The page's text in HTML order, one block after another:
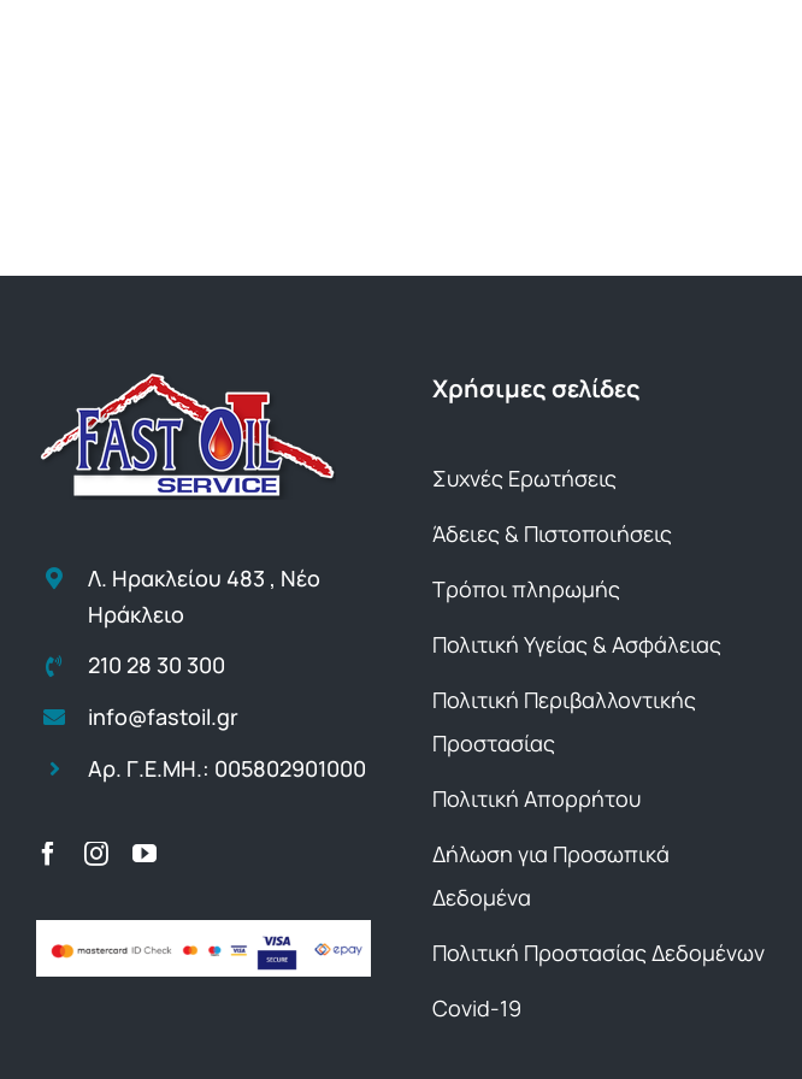
Λ. Ηρακλείου 483 , Νέο
Ηράκλειο
210 28 30 300
info@fastoil.gr
Αρ. Γ.Ε.ΜΗ.: 005802901000
Χρήσιμες σελίδες
Συχνές Ερωτήσεις
Άδειες & Πιστοποιήσεις
Τρόποι πληρωμής
Πολιτική Υγείας & Ασφάλειας
Πολιτική Περιβαλλοντικής
Προστασίας
Πολιτική Απορρήτου
Δήλωση για Προσωπικά
Δεδομένα
Πολιτική Προστασίας Δεδομένων
Covid-19